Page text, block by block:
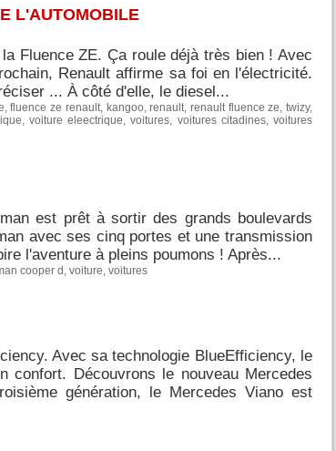
L'AUTOMOBILE
Fluence ZE. Ça roule déjà très bien ! Avec
Renault affirme sa foi en l'électricité.
... À côté d'elle, le diesel...
,fluence ze renault, kangoo,renault,renault fluence ze,twizy,
,voiture eleectrique,voitures, voitures citadines, voitures
est prêt à sortir des grands boulevards
avec ses cinq portes et une transmission
l'aventure à pleins poumons ! Après...
cooper d , voiture, voitures
Avec sa technologie BlueEfficiency, le
Découvrons le nouveau Mercedes
génération, le Mercedes Viano est